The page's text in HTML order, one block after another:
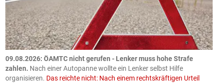
09.08.2026: ÖAMTC nicht gerufen - Lenker muss hohe Strafe
zahlen. Nach einer Autopanne wollte ein Lenker selbst Hilfe
organisieren. Das reichte nicht: Nach einem rechtskräftigen Urteil